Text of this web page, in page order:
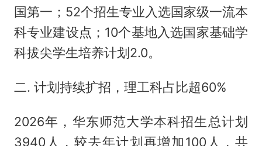
国第一；52个招生专业入选国家级一流本
科专业建设点；10个基地入选国家基础学
科拔尖学生培养计划2.0。
二. 计划持续扩招，理工科占比超60%
2026年，华东师范大学本科招生总计划
3940人，较去年计划再增加100人，共